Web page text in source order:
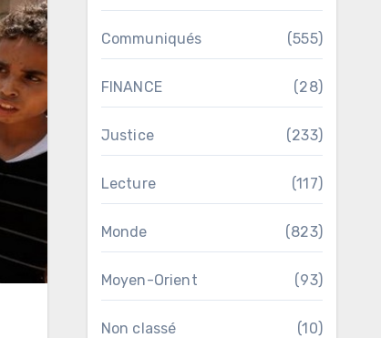
Communiqués (555)
FINANCE (28)
Justice (233)
Lecture (117)
Monde (823)
Moyen-Orient (93)
Non classé (10)